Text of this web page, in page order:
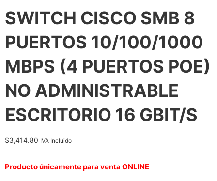
SWITCH CISCO SMB 8
PUERTOS 10/100/1000
MBPS (4 PUERTOS POE)
NO ADMINISTRABLE
ESCRITORIO 16 GBIT/S
$3,414.80 IVA Incluido
Producto únicamente para venta ONLINE